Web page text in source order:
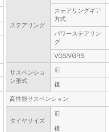
ステアリング
ステアリングギア
方式
パワーステアリン
グ
VGS/VGRS
サスペンショ
ン形式
前
後
高性能サスペンション
タイヤサイズ
前
後